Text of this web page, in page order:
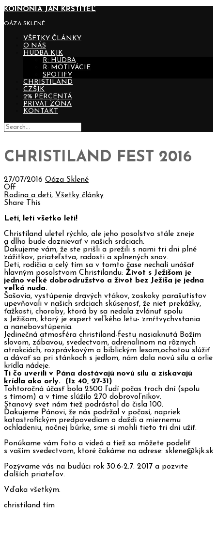
KOINONIA JÁN KRSTITEĽ
OÁZA SKLENÉ
VŠETKY ČLÁNKY
O NÁS
HUDBA KJK
R: HUDBA
R: MOTIVÁCIE
SPOTIFY
CHRISTILAND
CZŠJK
2% PERCENTÁ
PRIVAT ZÓNA
KONTAKT
CHRISTILAND FEST 2016
27/07/2016 Oáza Sklené
Off
Rodina a deti, Všetky články
Share This
Letí, letí všetko letí!
Christiland uletel rýchlo, ale jeho posolstvo stále zneje
a dlho bude doznievať v našich srdciach.
Ďakujeme vám, že ste prišli a prežili s nami tri dni plné
zážitkov, priateľstva, radosti a splnených snov.
Deti, rodičia a celý tím sa v tomto čase nechali unášať
hlavným posolstvom Christilandu: Život s Ježišom je
jedno veľké dobrodružstvo a život bez Ježiša je jedna
veľká nuda.
Šašovia, vystúpenie dravých vtákov, zoskoky parašutistov
upevňovali v našich srdciach skúsenosť, že niet prekážky,
ťažkosti, choroby, ktorá by sa nedala zvlánuť spolu
s Ježišom, ktorý je expert veľkého letu- zmŕtvychvstania
a nanebovstúpenia.
Jedinečná atmosféra christiland-festu nasiaknutá Božím
slovom, zábavou, svedectvom, adrenalínom na rôznych
atrakciách, rozprávkovým a biblickým lesom,ochotou slúžiť
a dávať sa pri stánkoch s jedlom, nám dala novú silu a orlie
krídla nádeje.
Tí čo uverili v Pána dostávajú novú silu a získavajú
krídla ako orly. ( Iz 40, 27-31)
Tohtoročná účasť bola 2500 ľudí počas troch dní (spolu
s tímom) a v tíme slúžilo 270 dobrovoľníkov.
Stanový svet nám tiež podrástol do čisla 100.
Ďakujeme Pánovi, že nás podržal v počasí, napriek
katastrofickým predpovediam o daždi a miernemu
ochladeniu, nočnej búrke, sme si mohli tieto tri dni užiť.
Ponúkame vám foto a videá a tiež sa môžete podeliť
s vašim svedectvom, ktoré čakáme na adrese: sklene@kjk.sk
Pozývame vás na budúci rok 30.6-2.7. 2017 a pozvite
ďalších priateľov.
Vďaka všetkým.
christiland tím